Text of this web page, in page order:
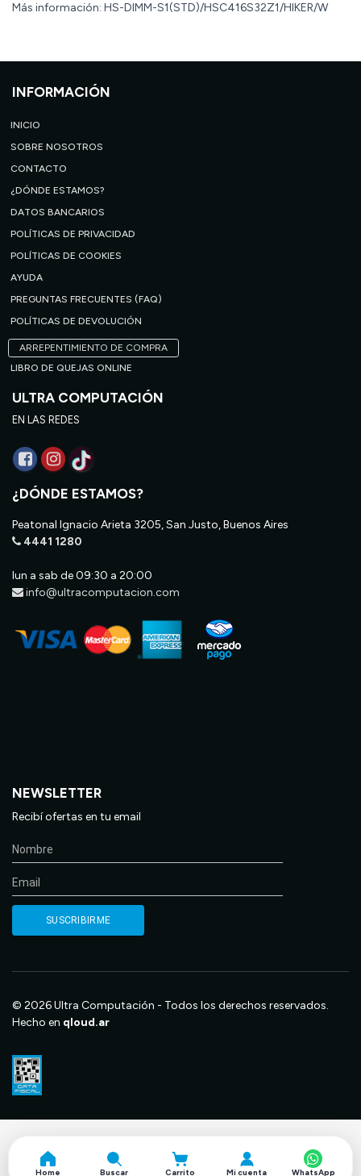
Más información: HS-DIMM-S1(STD)/HSC416S32Z1/HIKER/W
INFORMACIÓN
INICIO
SOBRE NOSOTROS
CONTACTO
¿DÓNDE ESTAMOS?
DATOS BANCARIOS
POLÍTICAS DE PRIVACIDAD
POLÍTICAS DE COOKIES
AYUDA
PREGUNTAS FRECUENTES (FAQ)
POLÍTICAS DE DEVOLUCIÓN
ARREPENTIMIENTO DE COMPRA
LIBRO DE QUEJAS ONLINE
ULTRA COMPUTACIÓN
EN LAS REDES
¿DÓNDE ESTAMOS?
Peatonal Ignacio Arieta 3205, San Justo, Buenos Aires
4441 1280
lun a sab de 09:30 a 20:00
info@ultracomputacion.com
NEWSLETTER
Recibí ofertas en tu email
© 2026 Ultra Computación - Todos los derechos reservados.
Hecho en qloud.ar
Home Buscar Carrito Mi cuenta